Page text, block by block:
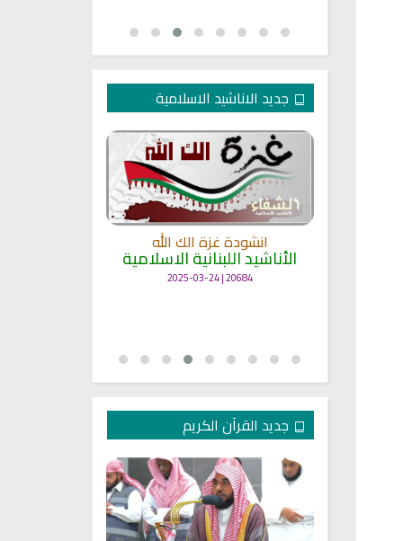
جديد الاناشيد الاسلامية
انشودة غزة الك الله
الأناشيد اللبنانية الاسلامية
20684 | 2025-03-24
جديد القرآن الكريم